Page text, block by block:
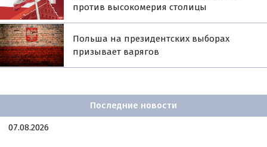
против высокомерия столицы
Польша на президентских выборах
призывает варягов
Последние новости
07.08.2026